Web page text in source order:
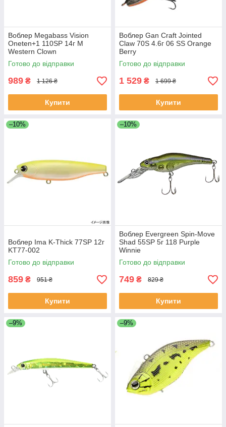
Воблер Megabass Vision
Oneten+1 110SP 14г M
Western Clown
Готово до відправки
989 ₴ 1 126 ₴
Купити
Воблер Gan Craft Jointed
Claw 70S 4.6г 06 SS Orange
Berry
Готово до відправки
1 529 ₴ 1 699 ₴
Купити
–10%
Воблер Ima K-Thick 77SP 12г
KT77-002
Готово до відправки
859 ₴ 951 ₴
Купити
–10%
Воблер Evergreen Spin-Move
Shad 55SP 5г 118 Purple
Winnie
Готово до відправки
749 ₴ 829 ₴
Купити
–9% –9%